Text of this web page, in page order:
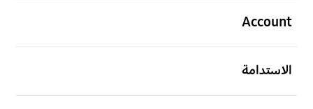
Account
الاستدامة